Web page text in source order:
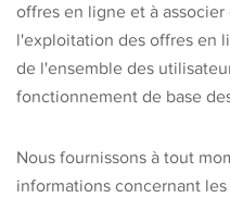
offres en ligne et à
l'exploitation des offres en
de l'ensemble des
fonctionnement de base
Nous fournissons à tout
informations concernant